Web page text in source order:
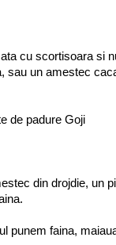
cu scortisoara si
sau un amestec
de padure Goji
din drojdie, un
punem faina,